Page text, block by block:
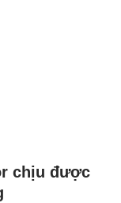
chịu được